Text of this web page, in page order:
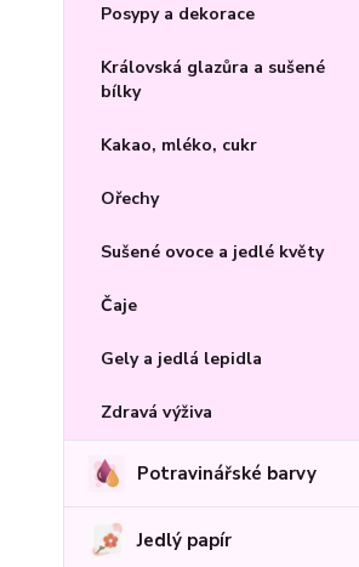
Posypy a dekorace
Královská glazůra a sušené
bílky
Kakao, mléko, cukr
Ořechy
Sušené ovoce a jedlé květy
Čaje
Gely a jedlá lepidla
Zdravá výživa
Potravinářské barvy
Jedlý papír